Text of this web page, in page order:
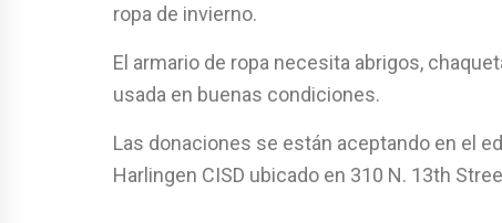
ropa de invierno.
El armario de ropa necesita abrigos,
usada en buenas condiciones.
Las donaciones se están aceptando en el
Harlingen CISD ubicado en 310 N. 13th